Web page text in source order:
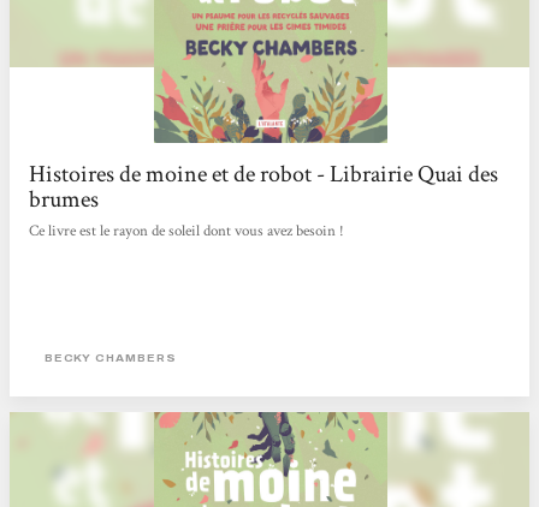
Histoires de moine et de robot - Librairie Quai des
brumes
Ce livre est le rayon de soleil dont vous avez besoin !
BECKY CHAMBERS